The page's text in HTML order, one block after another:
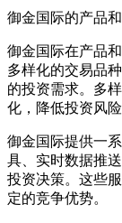
御金国际的产品
御金国际在产品
多样化的交易品
的投资需求。多
化，降低投资风险
御金国际提供一
具、实时数据推
投资决策。这些
定的竞争优势。